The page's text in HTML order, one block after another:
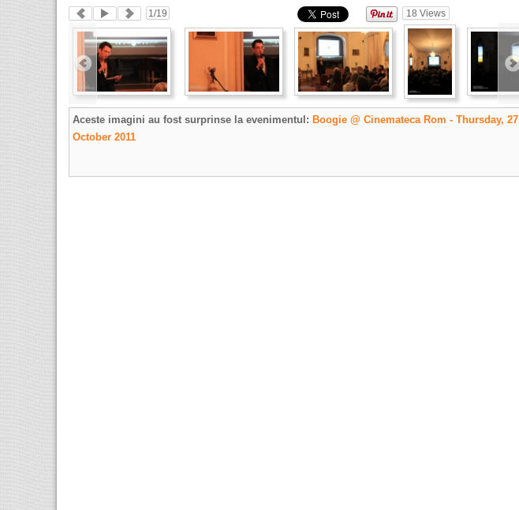
1/19 18 Views
Aceste imagini au fost surprinse la evenimentul: Boogie @ Cinemateca Rom - Thursday, 27
October 2011